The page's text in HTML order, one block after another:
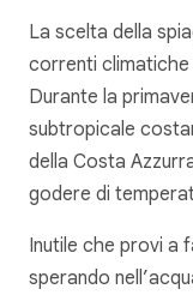
La scelta della
correnti climatiche
Durante la
subtropicale
della Costa
godere di
Inutile che provi a
sperando